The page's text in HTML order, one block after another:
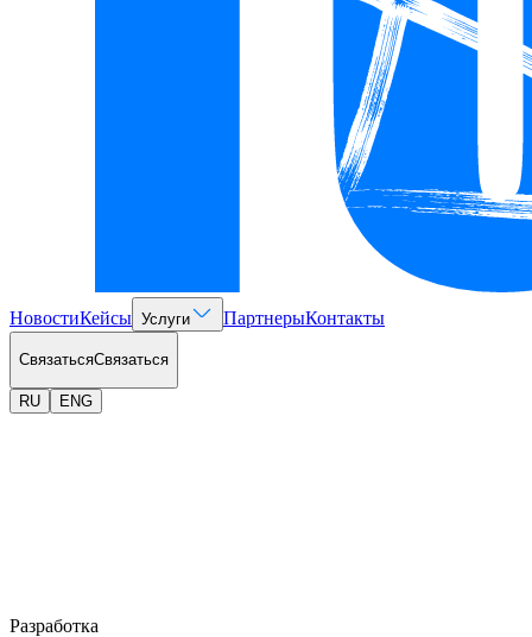
НовостиКейсы Услуги ПартнерыКонтакты
СвязатьсяСвязаться
RU ENG
Разработка